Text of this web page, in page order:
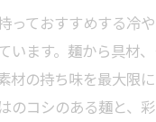
っておすすめする冷
います。麺から具材
材の持ち味を最大限に
のコシのある麺と、